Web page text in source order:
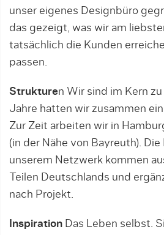
unser eigenes Designbüro
das gezeigt, was wir am
tatsächlich die Kunden
passen.
Strukturen Wir sind im Kern
Jahre hatten wir zusammen
Zur Zeit arbeiten wir in
(in der Nähe von Bayreuth).
unserem Netzwerk kommen
Teilen Deutschlands und
nach Projekt.
Inspiration Das Leben selbst.